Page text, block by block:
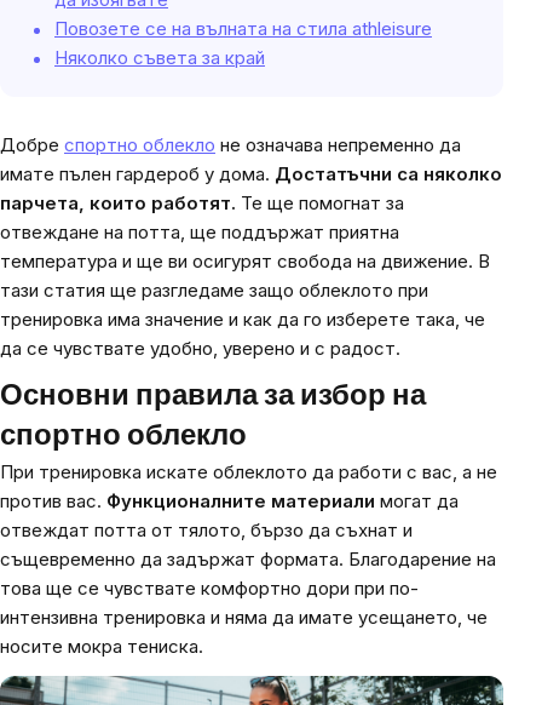
Повозете се на вълната на стила athleisure
Няколко съвета за край
Добре спортно облекло не означава непременно да
имате пълен гардероб у дома. Достатъчни са няколко
парчета, които работят. Те ще помогнат за
отвеждане на потта, ще поддържат приятна
температура и ще ви осигурят свобода на движение. В
тази статия ще разгледаме защо облеклото при
тренировка има значение и как да го изберете така, че
да се чувствате удобно, уверено и с радост.
Основни правила за избор на
спортно облекло
При тренировка искате облеклото да работи с вас, а не
против вас. Функционалните материали могат да
отвеждат потта от тялото, бързо да съхнат и
същевременно да задържат формата. Благодарение на
това ще се чувствате комфортно дори при по-
интензивна тренировка и няма да имате усещането, че
носите мокра тениска.